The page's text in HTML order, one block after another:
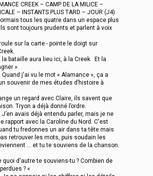
CREEK – CAMP DE LA MILICE –
– INSTANTS PLUS TARD – JOUR (J4)
tous les quatre dans un espace plus
sont toujours prudents et parlent à voix
sur la carte - pointe le doigt sur
la bataille aura lieu ici, à la Creek. Et la
»
Quand j'ai vu le mot « Alamance », ça a
souvenir de mes études d’histoire à
un regard avec Claire, ils savent que
Tryon a déjà donné l’ordre.
J’en avais déjà entendu parler, mais je ne
rapport avec la Caroline du Nord. C'est
tu fredonnes un air dans ta tête mais
retrouver les mots, puis soudain les
... et tu te souviens de la chanson.
quoi d'autre te souviens-tu ? Combien de
? «